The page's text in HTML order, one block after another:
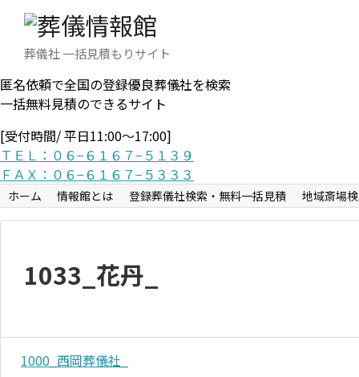
葬儀社 一括見積もりサイト
匿名依頼で全国の登録優良葬儀社を検索
一括無料見積のできるサイト
[受付時間/ 平日11:00〜17:00]
ＴＥＬ：０６−６１６７−５１３９
ＦＡＸ：０６−６１６７−５３３３
ホーム 情報館とは 登録葬儀社検索・無料一括見積 地域斎場
1033_花丹_
1000_西岡葬儀社_